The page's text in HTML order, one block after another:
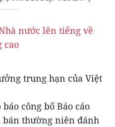
nước lên tiếng về
cao
trung hạn của Việt
công bố Báo cáo
thường niên đánh